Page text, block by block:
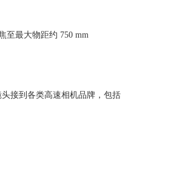
至最大物距约 750 mm
接到各类高速相机品牌，包括